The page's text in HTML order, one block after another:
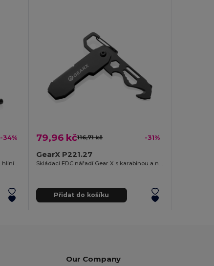
-34%
Sada nářadí 46ks Gear X z RCS recykl. hliníku
79,96 kč116,71 kč -31%
GearX P221.27
Přidat do košíku
Our Company